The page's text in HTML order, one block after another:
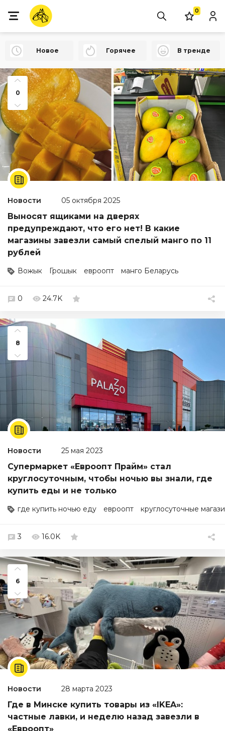
0
Новое Горячее В тренде
0
Новости 05 октября 2025
Выносят ящиками на дверях
предупреждают, что его нет! В какие
магазины завезли самый спелый манго по 11
рублей
Вожык Грошык евроопт манго Беларусь
0 24.7K
8
Новости 25 мая 2023
Супермаркет «Евроопт Прайм» стал
круглосуточным, чтобы ночью вы знали, где
купить еды и не только
где купить ночью еду евроопт круглосуточные
3 16.0K
6
Новости 28 марта 2023
Где в Минске купить товары из «IKEA»:
частные лавки, и неделю назад завезли в
«Евроопт»